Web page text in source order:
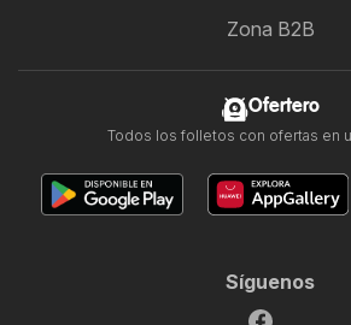
Zona B2B
Ofertero
Todos los folletos con ofertas en
Síguenos